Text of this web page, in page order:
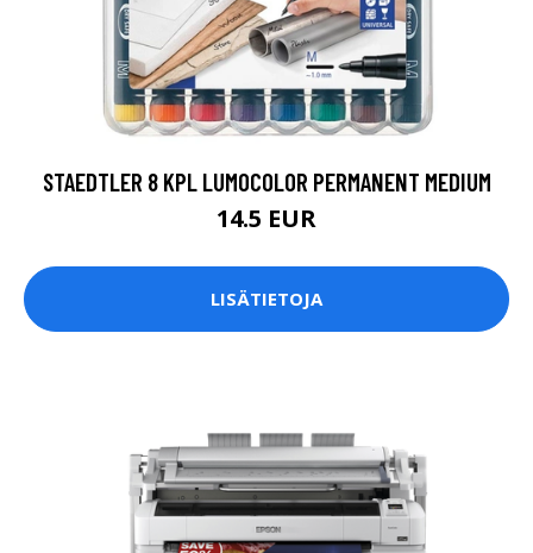
STAEDTLER 8 KPL LUMOCOLOR PERMANENT MEDIUM
14.5 EUR
LISÄTIETOJA